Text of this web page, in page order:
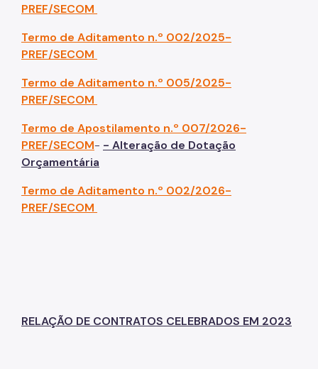
PREF/SECOM
Termo de Aditamento n.º 002/2025-
PREF/SECOM
Termo de Aditamento n.º 005/2025-
PREF/SECOM
Termo de Apostilamento n.º 007/2026-
PREF/SECOM- - Alteração de Dotação
Orçamentária
Termo de Aditamento n.º 002/2026-
PREF/SECOM
RELAÇÃO DE CONTRATOS CELEBRADOS EM 2023